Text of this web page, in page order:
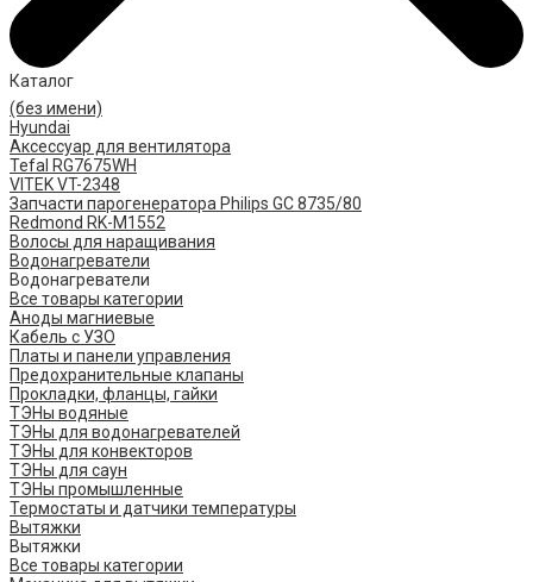
Каталог
(без имени)
Hyundai
Аксессуар для вентилятора
Tefal RG7675WH
VITEK VT-2348
Запчасти парогенератора Philips GC 8735/80
Redmond RK-M1552
Волосы для наращивания
Водонагреватели
Водонагреватели
Все товары категории
Аноды магниевые
Кабель с УЗО
Платы и панели управления
Предохранительные клапаны
Прокладки, фланцы, гайки
ТЭНы водяные
ТЭНы для водонагревателей
ТЭНы для конвекторов
ТЭНы для саун
ТЭНы промышленные
Термостаты и датчики температуры
Вытяжки
Вытяжки
Все товары категории